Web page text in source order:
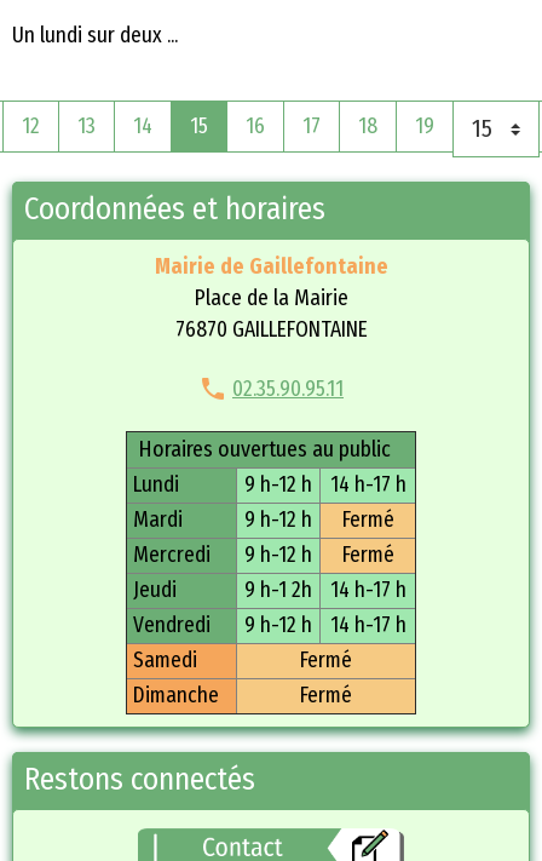
Un lundi sur deux ...
12 13 14 15 16 17 18 19
Coordonnées et horaires
Mairie de Gaillefontaine
Place de la Mairie
76870 GAILLEFONTAINE
02.35.90.95.11
Horaires ouvertues au public
Lundi 9 h-12 h
14 h-17 h
Mardi
9 h-12 h
Fermé
Mercredi
9 h-12 h
Fermé
Jeudi
9 h-1 2h
14 h-17 h
Vendredi
9 h-12 h
14 h-17 h
Samedi
Fermé
Dimanche
Fermé
Restons connectés